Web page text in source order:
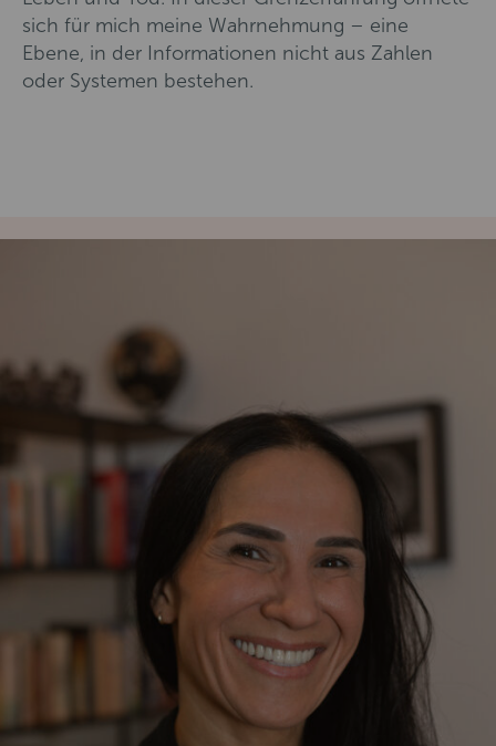
sich für mich meine Wahrnehmung – eine
Ebene, in der Informationen nicht aus Zahlen
oder Systemen bestehen.